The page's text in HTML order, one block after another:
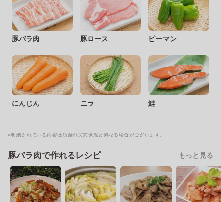
豚バラ肉 豚ロース ピーマン
にんじん ニラ 鮭
※明細されている内容は店舗の実売状況と異なる場合がございます。
豚バラ肉で作れるレシピ もっと見る